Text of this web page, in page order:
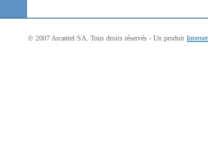
© 2007 Arcantel SA. Tous droits réservés - Un produit